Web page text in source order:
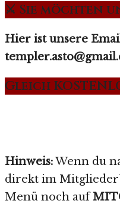
⚔️ Sie möchten
Hier ist unsere
Gleich
Hinweis:Wenn du
direkt im
Menü noch auf